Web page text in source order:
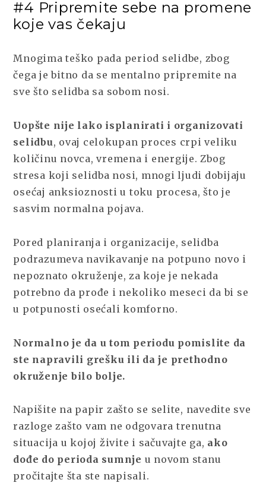
#4 Pripremite sebe na promene
koje vas čekaju
Mnogima teško pada period selidbe, zbog
čega je bitno da se mentalno pripremite na
sve što selidba sa sobom nosi.
Uopšte nije lako isplanirati i organizovati
selidbu, ovaj celokupan proces crpi veliku
količinu novca, vremena i energije. Zbog
stresa koji selidba nosi, mnogi ljudi dobijaju
osećaj anksioznosti u toku procesa, što je
sasvim normalna pojava.
Pored planiranja i organizacije, selidba
podrazumeva navikavanje na potpuno novo i
nepoznato okruženje, za koje je nekada
potrebno da prođe i nekoliko meseci da bi se
u potpunosti osećali komforno.
Normalno je da u tom periodu pomislite da
ste napravili grešku ili da je prethodno
okruženje bilo bolje.
Napišite na papir zašto se selite, navedite sve
razloge zašto vam ne odgovara trenutna
situacija u kojoj živite i sačuvajte ga, ako
dođe do perioda sumnje u novom stanu
pročitajte šta ste napisali.